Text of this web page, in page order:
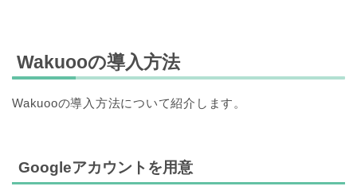
Wakuooの導入方法
Wakuooの導入方法について紹介します。
Googleアカウントを用意